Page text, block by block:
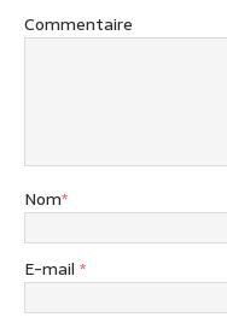
Commentaire
Nom*
E-mail *